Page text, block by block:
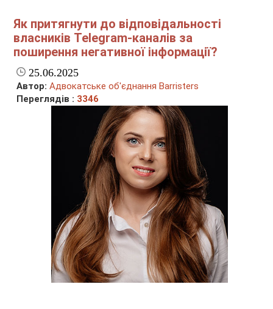
Як притягнути до відповідальності
власників Telegram-каналів за
поширення негативної інформації?
25.06.2025
Автор: Адвокатське об'єднання Barristers
Переглядів : 3346